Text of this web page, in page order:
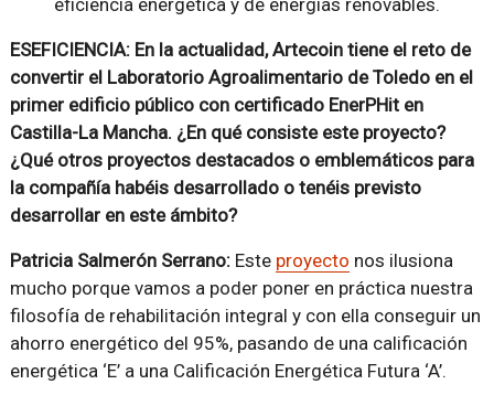
ESEFICIENCIA: En la actualidad, Artecoin tiene el reto de
convertir el Laboratorio Agroalimentario de Toledo en el
primer edificio público con certificado EnerPHit en
Castilla-La Mancha. ¿En qué consiste este proyecto?
¿Qué otros proyectos destacados o emblemáticos para
la compañía habéis desarrollado o tenéis previsto
desarrollar en este ámbito?
Patricia Salmerón Serrano: Este proyecto nos ilusiona
mucho porque vamos a poder poner en práctica nuestra
filosofía de rehabilitación integral y con ella conseguir un
ahorro energético del 95%, pasando de una calificación
energética ‘E’ a una Calificación Energética Futura ‘A’.